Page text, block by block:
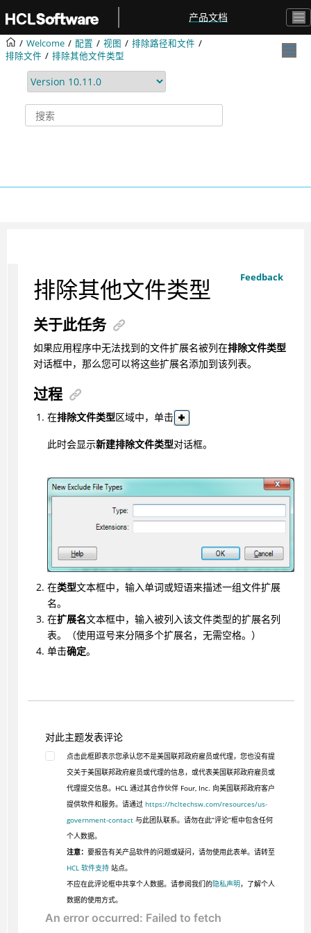
产品文档
Welcome 配置 视图
排除路径和文件
排除文件
排除其他文件类型
Feedback
排除其他文件类型
关于此任务
如果应用程序中无法找到的文件扩展名被列在排除文件类型
对话框中，那么您可以将这些扩展名添加到该列表。
过程
在排除文件类型区域中，单击
此时会显示新建排除文件类型对话框。
在类型文本框中，输入单词或短语来描述一组文件扩展
名。
在扩展名文本框中，输入被列入该文件类型的扩展名列
表。（使用逗号来分隔多个扩展名，无需空格。）
单击确定。
对此主题发表评论
点击此框即表示您承认您不是美国联邦政府雇员或代理，您也没有提
交关于美国联邦政府雇员或代理的信息，或代表美国联邦政府雇员或
代理提交信息。HCL 通过其合作伙伴 Four, Inc. 向美国联邦政府客户
提供软件和服务。请通过 https://hcltechsw.com/resources/us-
government-contact与此团队联系。请勿在此“评论”框中包含任何
个人数据。
注意： 要报告有关产品软件的问题或疑问，请勿使用此表单。请转至
HCL 软件支持站点。
不应在此评论框中共享个人数据。请参阅我们的隐私声明，了解个人
数据的使用方式。